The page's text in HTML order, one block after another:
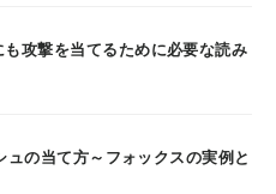
攻撃を当てるために必要な読み
の当て方～フォックスの実例と